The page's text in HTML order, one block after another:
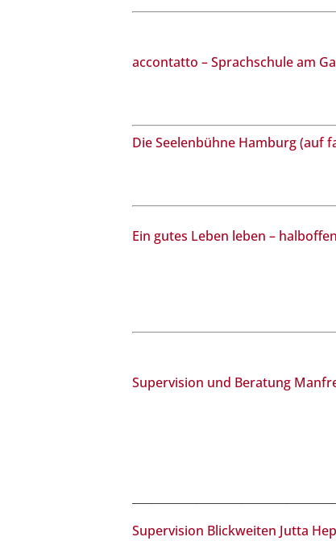
accontatto – Sprachschule am
Die Seelenbühne Hamburg (auf
Ein gutes Leben leben –
Supervision und Beratung
Supervision Blickweiten Jutta